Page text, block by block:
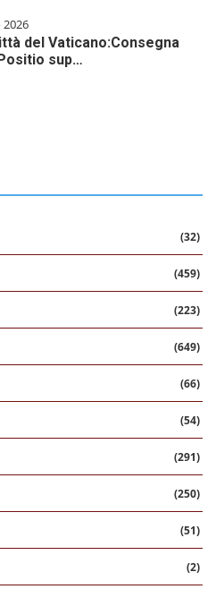
2026
del Vaticano:Consegna
sup…
(32)
(459)
(223)
(649)
(66)
(54)
(291)
(250)
(51)
(2)